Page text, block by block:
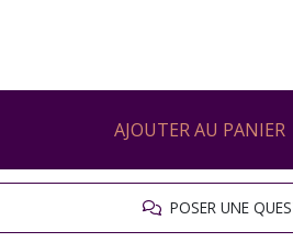
AJOUTER AU PANIER
POSER UNE